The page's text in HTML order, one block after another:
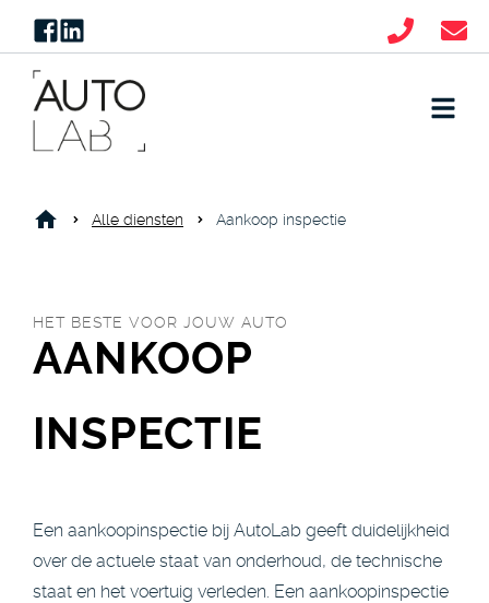
Alle diensten Aankoop inspectie
HET BESTE VOOR JOUW AUTO
AANKOOP
INSPECTIE
Een aankoopinspectie bij AutoLab geeft duidelijkheid
over de actuele staat van onderhoud, de technische
staat en het voertuig verleden. Een aankoopinspectie